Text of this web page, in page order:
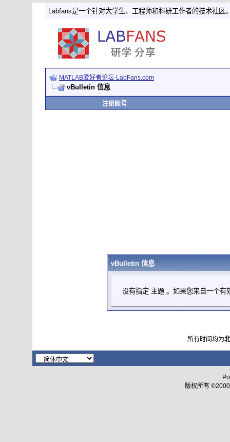
Labfans是一个针对大学生、工程师和科研工作者的技术社区
MATLAB爱好者论坛-LabFans.com
vBulletin 信息
注册账号
vBulletin 信息
没有指定 主题 。如果您来自一个有
所有时间均为
版权所有